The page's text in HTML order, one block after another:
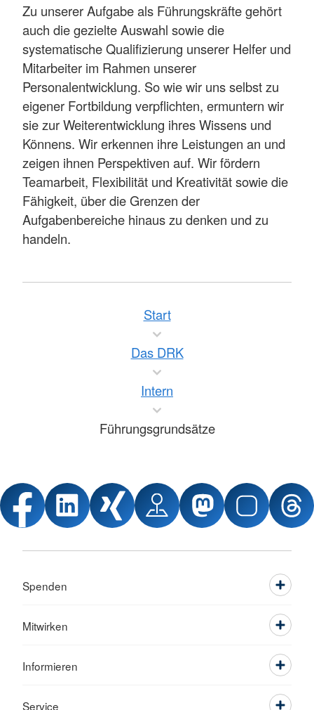
Zu unserer Aufgabe als Führungskräfte gehört
auch die gezielte Auswahl sowie die
systematische Qualifizierung unserer Helfer und
Mitarbeiter im Rahmen unserer
Personalentwicklung. So wie wir uns selbst zu
eigener Fortbildung verpflichten, ermuntern wir
sie zur Weiterentwicklung ihres Wissens und
Könnens. Wir erkennen ihre Leistungen an und
zeigen ihnen Perspektiven auf. Wir fördern
Teamarbeit, Flexibilität und Kreativität sowie die
Fähigkeit, über die Grenzen der
Aufgabenbereiche hinaus zu denken und zu
handeln.
Start
Das DRK
Intern
Führungsgrundsätze
Spenden
Mitwirken
Informieren
Service